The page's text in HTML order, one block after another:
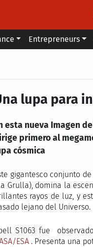
Entrepreneurs
lupa para
esta nueva Imagen
primero al
cósmica
gigantesco conjunto
Grulla), domina la
rayos de luz, y
lejano del Universo.
S1063 fue
ESA . Presenta una